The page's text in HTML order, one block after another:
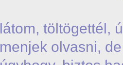
látom, töltögettél,
menjek olvasni,